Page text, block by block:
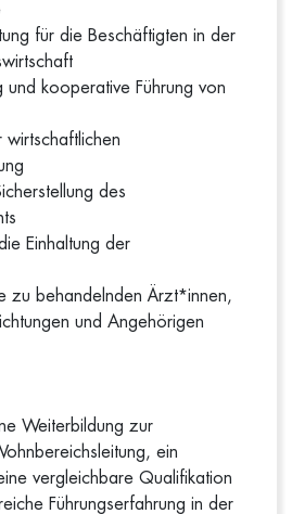
für die Beschäftigten in der
und kooperative Führung von
wirtschaftlichen
des
Einhaltung der
zu behandelnden Ärzt*innen,
und Angehörigen
Weiterbildung zur
ein
vergleichbare Qualifikation
Führungserfahrung in der